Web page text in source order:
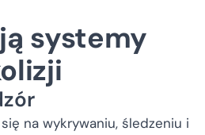
systemy
na wykrywaniu, śledzeniu i